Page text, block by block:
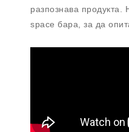
разпознава продукта.
space бара, за да